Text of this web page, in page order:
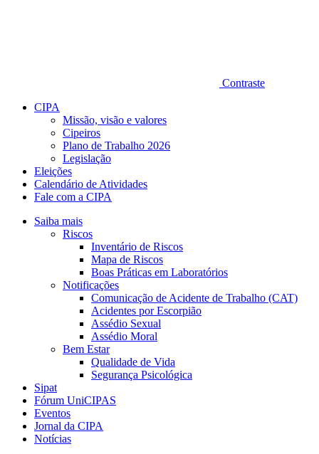
Contraste
CIPA
Missão, visão e valores
Cipeiros
Plano de Trabalho 2026
Legislação
Eleições
Calendário de Atividades
Fale com a CIPA
Saiba mais
Riscos
Inventário de Riscos
Mapa de Riscos
Boas Práticas em Laboratórios
Notificações
Comunicação de Acidente de Trabalho (CAT)
Acidentes por Escorpião
Assédio Sexual
Assédio Moral
Bem Estar
Qualidade de Vida
Segurança Psicológica
Sipat
Fórum UniCIPAS
Eventos
Jornal da CIPA
Notícias